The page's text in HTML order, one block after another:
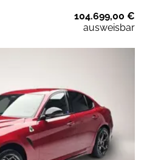
104.699,00 €
ausweisbar